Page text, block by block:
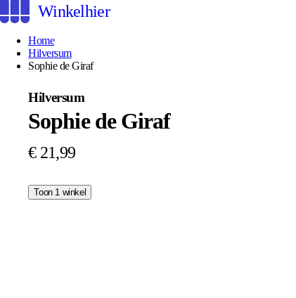
Winkelhier
Home
Hilversum
Sophie de Giraf
Hilversum
Sophie de Giraf
€ 21,99
Toon 1 winkel